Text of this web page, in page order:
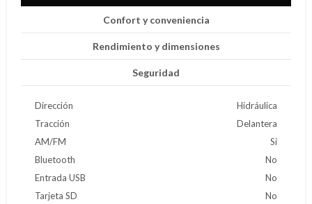
Confort y conveniencia
Rendimiento y dimensiones
Seguridad
Dirección
Hidráulica
Tracción
Delantera
AM/FM
Si
Bluetooth
No
Entrada USB
No
Tarjeta SD
No